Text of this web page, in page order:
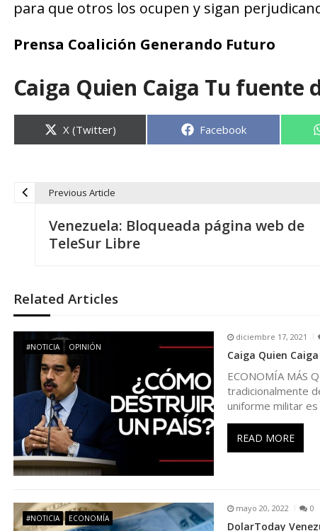
para que otros los ocupen y sigan
Prensa Coalición Generando Futuro
Caiga Quien Caiga Tu fuente
Compartir
en
X (Twitter) Compartir
Facebook
e
g
a
c
i
Previous Article
Venezuela: Bloqueada página web de
TeleSur Libre
Related Articles
#NOTICIA OPINIÓN
diciembre 17, 2021
Caiga Quien
ECONOMÍA MÁS
tradicionalmente
uniforme militar es
READ MORE
#NOTICIA ECONOMÍA
mayo 20, 2022 0
DolarToday